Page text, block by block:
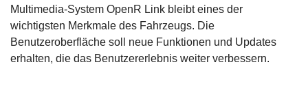
Multimedia-System OpenR Link bleibt eines der
wichtigsten Merkmale des Fahrzeugs. Die
Benutzeroberfläche soll neue Funktionen und Updates
erhalten, die das Benutzererlebnis weiter verbessern.